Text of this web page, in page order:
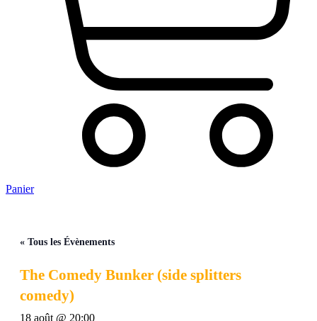
Panier
« Tous les Évènements
The Comedy Bunker (side splitters
comedy)
18 août @ 20:00